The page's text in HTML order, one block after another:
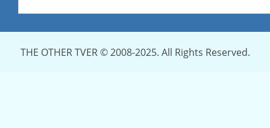
THE OTHER TVER © 2008-2025. All Rights Reserved.